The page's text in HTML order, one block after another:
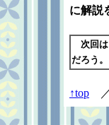
に解説
次回は
だろう。
↑top